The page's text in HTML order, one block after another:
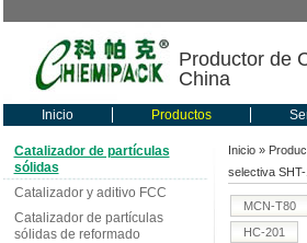
Productor de
China
Inicio Productos
Catalizador de partículas
sólidas
Catalizador y aditivo FCC
Catalizador de partículas
sólidas de reformado
Inicio»
selectiva
MCN-T80
HC-201